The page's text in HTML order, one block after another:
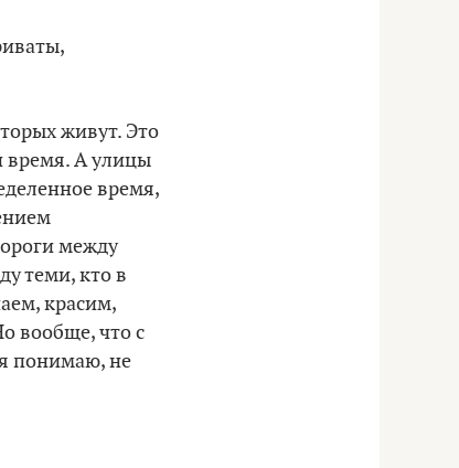
живут. Это
время. А улицы
время,
между
теми, кто в
красим,
вообще, что с
я понимаю, не